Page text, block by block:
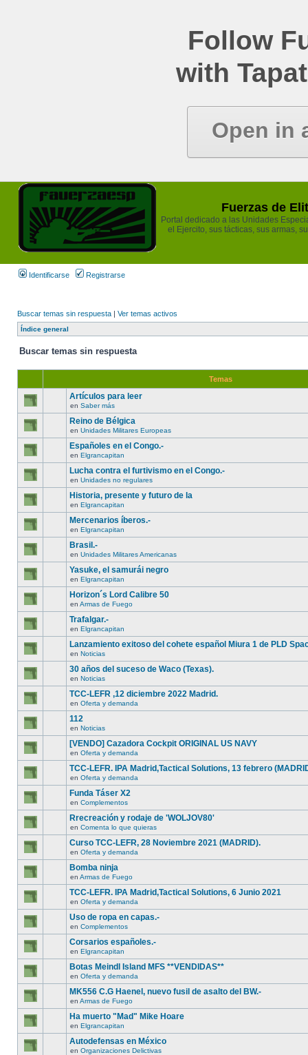
Follow
with
Open in
Fuerzas de
Portal dedicado a las Unidades
el Ejercito, sus tácticas, sus armas,
Identificarse Registrarse
Buscar temas sin respuesta | Ver temas activos
Índice general
Buscar temas sin respuesta
Temas
Artículos para leer
en Saber más
Reino de Bélgica
en Unidades Militares Europeas
Españoles en el Congo.-
en Elgrancapitan
Lucha contra el furtivismo en el Congo.-
en Unidades no regulares
Historia, presente y futuro de la
en Elgrancapitan
Mercenarios íberos.-
en Elgrancapitan
Brasil.-
en Unidades Militares Americanas
Yasuke, el samurái negro
en Elgrancapitan
Horizon´s Lord Calibre 50
en Armas de Fuego
Trafalgar.-
en Elgrancapitan
Lanzamiento exitoso del cohete español Miura 1 de PLD
en Noticias
30 años del suceso de Waco (Texas).
en Noticias
TCC-LEFR ,12 diciembre 2022 Madrid.
en Oferta y demanda
112
en Noticias
[VENDO] Cazadora Cockpit ORIGINAL US NAVY
en Oferta y demanda
TCC-LEFR. IPA Madrid,Tactical Solutions, 13 febrero
en Oferta y demanda
Funda Táser X2
en Complementos
Rrecreación y rodaje de 'WOLJOV80'
en Comenta lo que quieras
Curso TCC-LEFR, 28 Noviembre 2021 (MADRID).
en Oferta y demanda
Bomba ninja
en Armas de Fuego
TCC-LEFR. IPA Madrid,Tactical Solutions, 6 Junio 2021
en Oferta y demanda
Uso de ropa en capas.-
en Complementos
Corsarios españoles.-
en Elgrancapitan
Botas Meindl Island MFS **VENDIDAS**
en Oferta y demanda
MK556 C.G Haenel, nuevo fusil de asalto del BW.-
en Armas de Fuego
Ha muerto "Mad" Mike Hoare
en Elgrancapitan
Autodefensas en México
en Organizaciones Delictivas